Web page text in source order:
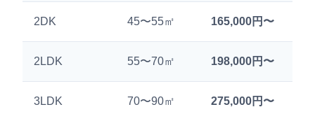
2DK 45〜55㎡ 165,000円〜
2LDK 55〜70㎡ 198,000円〜
3LDK 70〜90㎡ 275,000円〜